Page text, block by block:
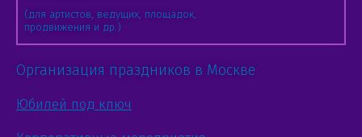
(для артистов, ведущих, площадок,
продвижения и др.)
Организация праздников в Москве
Юбилей под ключ